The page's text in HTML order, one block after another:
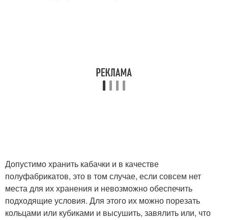
Допустимо хранить кабачки и в качестве
полуфабрикатов, это в том случае, если совсем нет
места для их хранения и невозможно обеспечить
подходящие условия. Для этого их можно порезать
кольцами или кубиками и высушить, завялить или, что